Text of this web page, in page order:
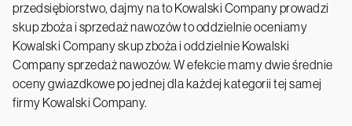
przedsiębiorstwo, dajmy na to Kowalski Company prowadzi
skup zboża i sprzedaż nawozów to oddzielnie oceniamy
Kowalski Company skup zboża i oddzielnie Kowalski
Company sprzedaż nawozów. W efekcie mamy dwie średnie
oceny gwiazdkowe po jednej dla każdej kategorii tej samej
firmy Kowalski Company.